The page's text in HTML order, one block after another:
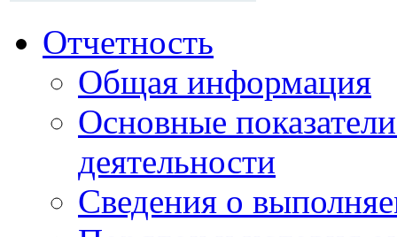
Отчетность
Общая информация
Основные
деятельности
Сведения о